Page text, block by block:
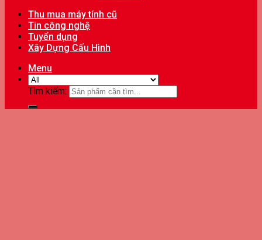
Thu mua máy tính cũ
Tin công nghệ
Tuyển dụng
Xây Dựng Cấu Hình
Menu
Tìm kiếm: